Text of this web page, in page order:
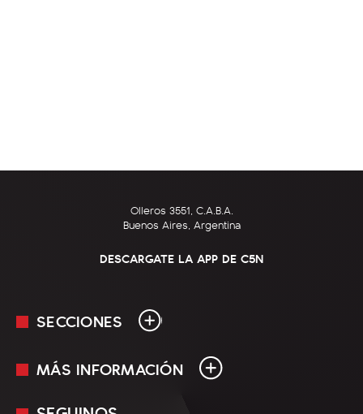
Olleros 3551, C.A.B.A.
Buenos Aires, Argentina
DESCARGATE LA APP DE C5N
SECCIONES
En Vivo
MÁS INFORMACIÓN